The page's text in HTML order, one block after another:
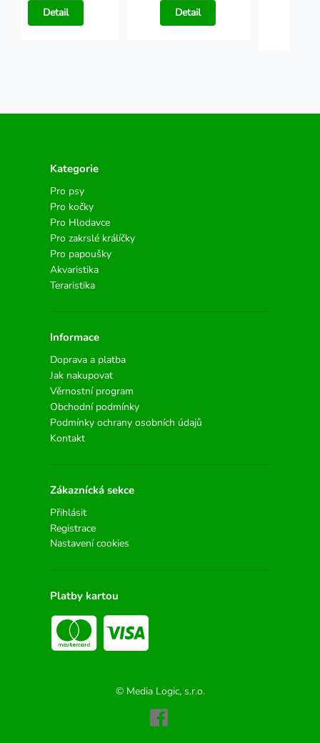
Detail Detail
Kategorie
Pro psy
Pro kočky
Pro Hlodavce
Pro zakrslé králíčky
Pro papoušky
Akvaristika
Teraristika
Informace
Doprava a platba
Jak nakupovat
Věrnostní program
Obchodní podmínky
Podmínky ochrany osobních údajů
Kontakt
Zákaznícká sekce
Přihlásit
Registrace
Nastavení cookies
Platby kartou
© Media Logic, s.r.o.